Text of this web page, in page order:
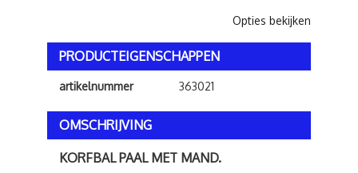
Opties bekijken
PRODUCTEIGENSCHAPPEN
artikelnummer 363021
OMSCHRIJVING
KORFBAL PAAL MET MAND.